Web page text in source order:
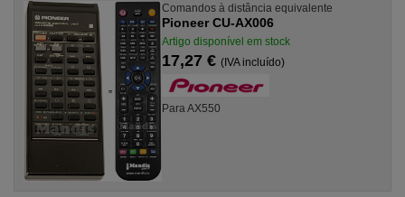
Comandos à distância equivalente
Pioneer CU-AX006
Artigo disponível em stock
17,27 € (IVA incluído)
Para AX550